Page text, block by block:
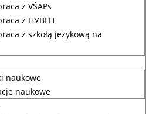
z VŠAPs
z НУВГП
z szkołą jezykową na
naukowe
naukowe